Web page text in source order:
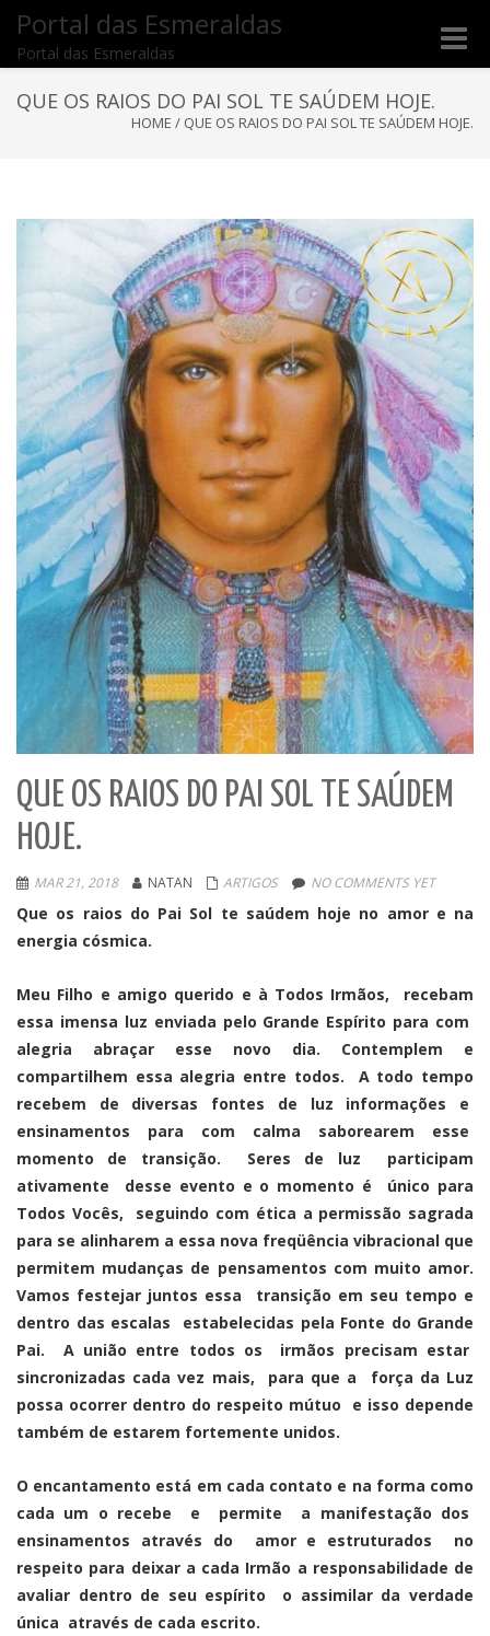
Portal das Esmeraldas
Portal das Esmeraldas
Toggle
QUE OS RAIOS DO PAI SOL TE SAÚDEM HOJE.
HOME / QUE OS RAIOS DO PAI SOL TE SAÚDEM HOJE.
QUE OS RAIOS DO PAI SOL TE SAÚDEM
HOJE.
MAR 21, 2018 NATAN ARTIGOS NO COMMENTS YET
Que os raios do Pai Sol te saúdem hoje no amor e na
energia cósmica.
Meu Filho e amigo querido e à Todos Irmãos, recebam
essa imensa luz enviada pelo Grande Espírito para com
alegria abraçar esse novo dia. Contemplem e
compartilhem essa alegria entre todos. A todo tempo
recebem de diversas fontes de luz informações e
ensinamentos para com calma saborearem esse
momento de transição. Seres de luz participam
ativamente desse evento e o momento é único para
Todos Vocês, seguindo com ética a permissão sagrada
para se alinharem a essa nova freqüência vibracional que
permitem mudanças de pensamentos com muito amor.
Vamos festejar juntos essa transição em seu tempo e
dentro das escalas estabelecidas pela Fonte do Grande
Pai. A união entre todos os irmãos precisam estar
sincronizadas cada vez mais, para que a força da Luz
possa ocorrer dentro do respeito mútuo e isso depende
também de estarem fortemente unidos.
O encantamento está em cada contato e na forma como
cada um o recebe e permite a manifestação dos
ensinamentos através do amor e estruturados no
respeito para deixar a cada Irmão a responsabilidade de
avaliar dentro de seu espírito o assimilar da verdade
única através de cada escrito.